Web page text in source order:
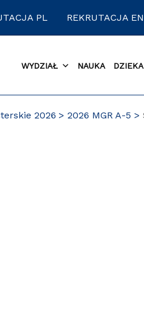
PL REKRUTACJA EN
WYDZIAŁ NAUKA
2026 2026 MGR A-5